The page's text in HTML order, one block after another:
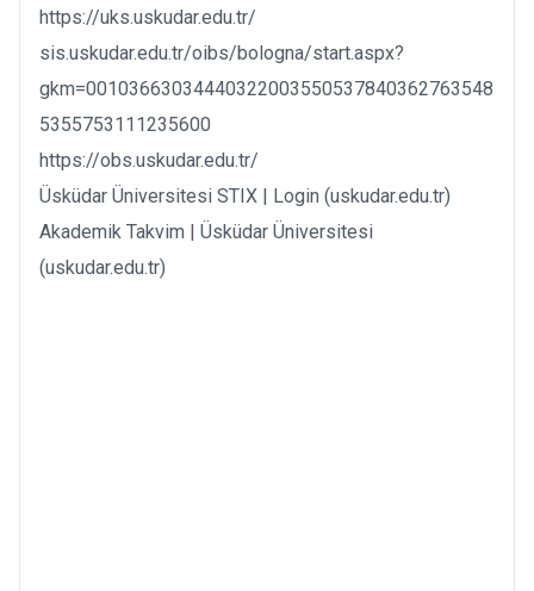
https://uks.uskudar.edu.tr/
sis.uskudar.edu.tr/oibs/bologna/start.aspx?
gkm=00103663034440322003550537840362763548
5355753111235600
https://obs.uskudar.edu.tr/
Üsküdar Üniversitesi STIX | Login (uskudar.edu.tr)
Akademik Takvim | Üsküdar Üniversitesi
(uskudar.edu.tr)